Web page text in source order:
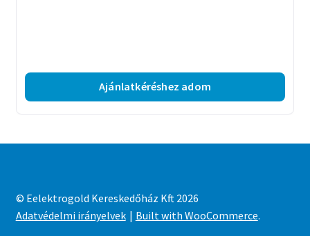
Ajánlatkéréshez adom
© Eelektrogold Kereskedőház Kft 2026
Adatvédelmi irányelvek
Built with WooCommerce.